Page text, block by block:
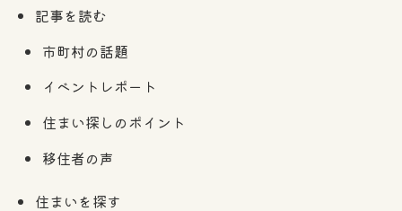
記事を読む
市町村の話題
イベントレポート
住まい探しのポイント
移住者の声
住まいを探す